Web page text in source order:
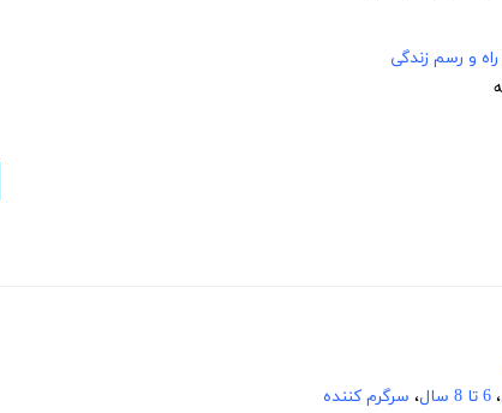
راه و رسم زندگی
، 6 تا 8 سال ، سرگرم کننده